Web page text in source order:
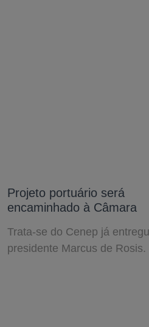
Projeto portuário será
encaminhado à Câmara
Trata-se do Cenep já
presidente Marcus de Rosis.